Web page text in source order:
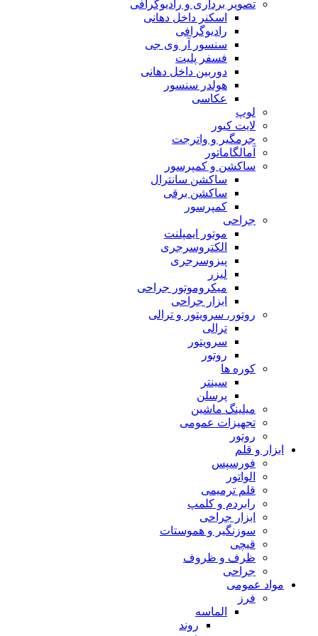
تصویر برداری و رادیوگرافی
اسکنر داخل دهانی
رادیوگرافی
سنسور آر وی جی
فسفر پلیت
دوربین داخل دهانی
هولدر سنسور
عکاسی
لوپ
لایت کیور
جرمگیر و واترجت
آمالگاماتور
ساکشن و کمپرسور
ساکشن سانترال
ساکشن برقی
کمپرسور
جراحی
موتور ایمپلنت
الکتروسرجری
پیزوسرجری
لیزر
میکروموتور جراحی
ابزار جراحی
روتور، سرویتور و ترالی
ترالی
سرویتور
روتور
کوره ها
سینتر
پرسلن
میلینگ ماشین
تجهیزات عمومی
روتور
ابزار و قلم
فورسپس
الواتور
قلم ترمیمی
رابردم و کلمپ
ابزار جراحی
سوزنگیر و هموستات
قیچی
ظرف و ظروف
جراحی
مواد عمومی
فرز
الماسه
روند